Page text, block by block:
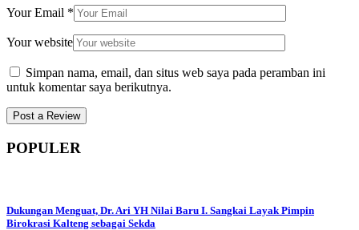
Your Email *
Your website
Simpan nama, email, dan situs web saya pada peramban ini
untuk komentar saya berikutnya.
POPULER
Dukungan Menguat, Dr. Ari YH Nilai Baru I. Sangkai Layak Pimpin
Birokrasi Kalteng sebagai Sekda